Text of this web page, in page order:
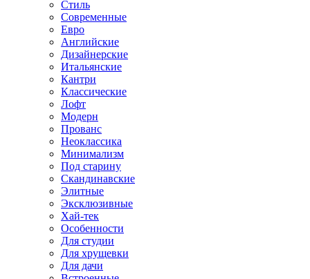
Стиль
Современные
Евро
Английские
Дизайнерские
Итальянские
Кантри
Классические
Лофт
Модерн
Прованс
Неоклассика
Минимализм
Под старину
Скандинавские
Элитные
Эксклюзивные
Хай-тек
Особенности
Для студии
Для хрущевки
Для дачи